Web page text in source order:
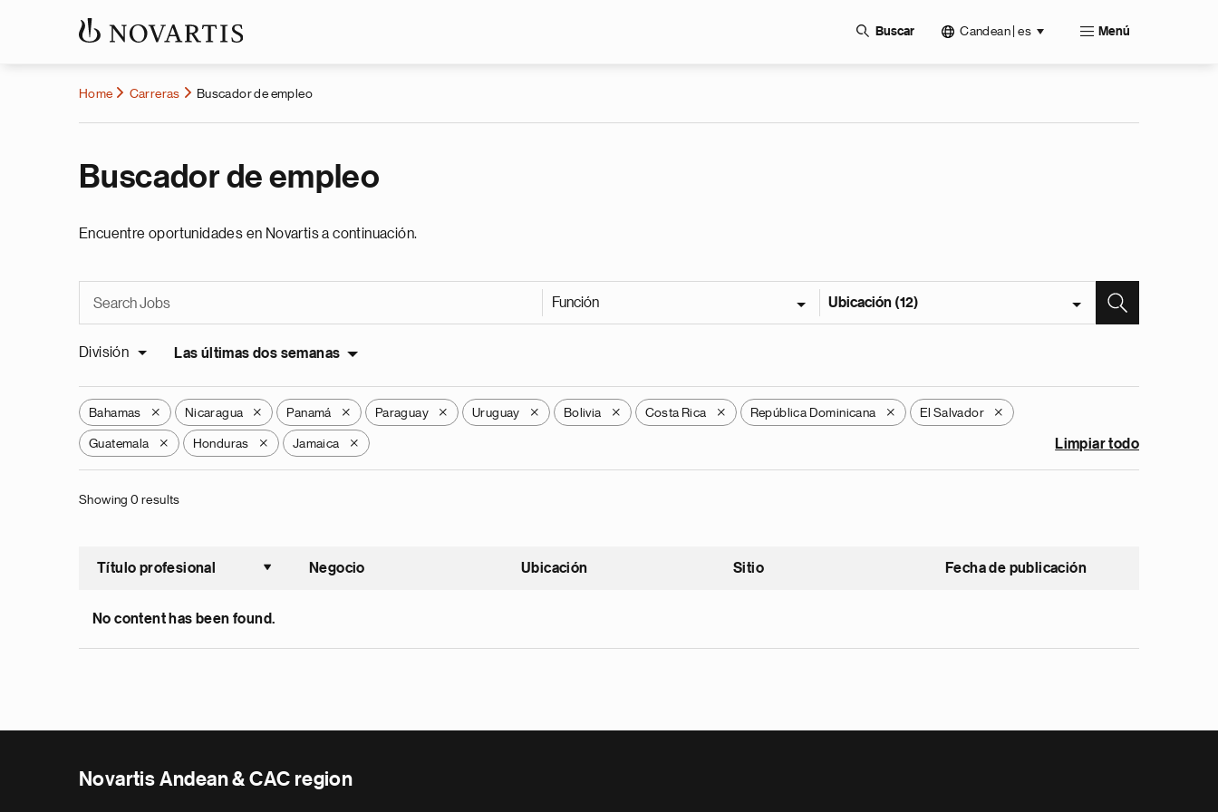
Buscar Candean | es Menú
Home Carreras Buscador de empleo
Buscador de empleo
Encuentre oportunidades en Novartis a continuación.
Función Ubicación (12)
División Las últimas dos semanas
Bahamas X Nicaragua X Panamá X Paraguay X Uruguay X Bolivia X Costa Rica X República Dominicana X El Salvador X
Guatemala X Honduras X Jamaica X Limpiar todo
Showing 0 results
Título profesional
Ordenar ascendente
Negocio Ubicación Sitio Fecha de publicación
No content has been found.
Novartis Andean & CAC region